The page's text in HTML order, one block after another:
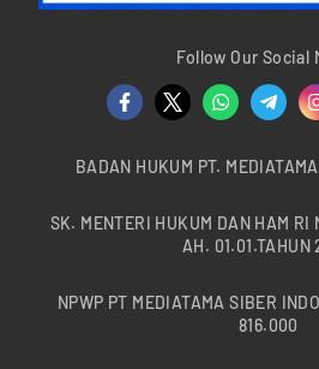
Follow Our Social
BADAN HUKUM PT.
SK. MENTERI HUKUM DAN HAM RI
AH. 01.01.TAHUN
NPWP PT MEDIATAMA SIBER
816.000